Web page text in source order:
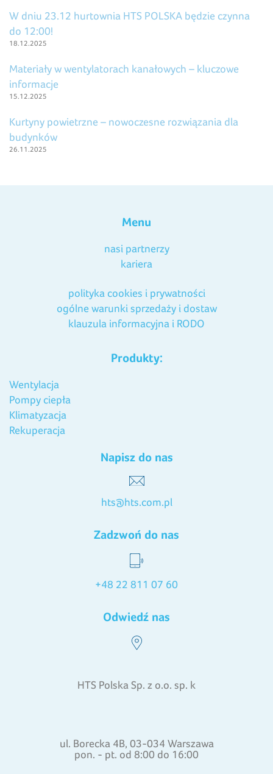
W dniu 23.12 hurtownia HTS POLSKA będzie czynna
do 12:00!
18.12.2025
Materiały w wentylatorach kanałowych – kluczowe
informacje
15.12.2025
Kurtyny powietrzne – nowoczesne rozwiązania dla
budynków
26.11.2025
Menu
nasi partnerzy
kariera
polityka cookies i prywatności
ogólne warunki sprzedaży i dostaw
klauzula informacyjna i RODO
Produkty:
Wentylacja
Pompy ciepła
Klimatyzacja
Rekuperacja
Napisz do nas
hts@hts.com.pl
Zadzwoń do nas
+48 22 811 07 60
Odwiedź nas
HTS Polska Sp. z o.o. sp. k
ul. Borecka 4B, 03-034 Warszawa
pon. - pt. od 8:00 do 16:00